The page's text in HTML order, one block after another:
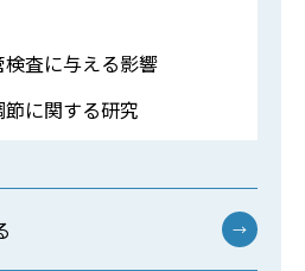
査に与える影響
に関する研究
→